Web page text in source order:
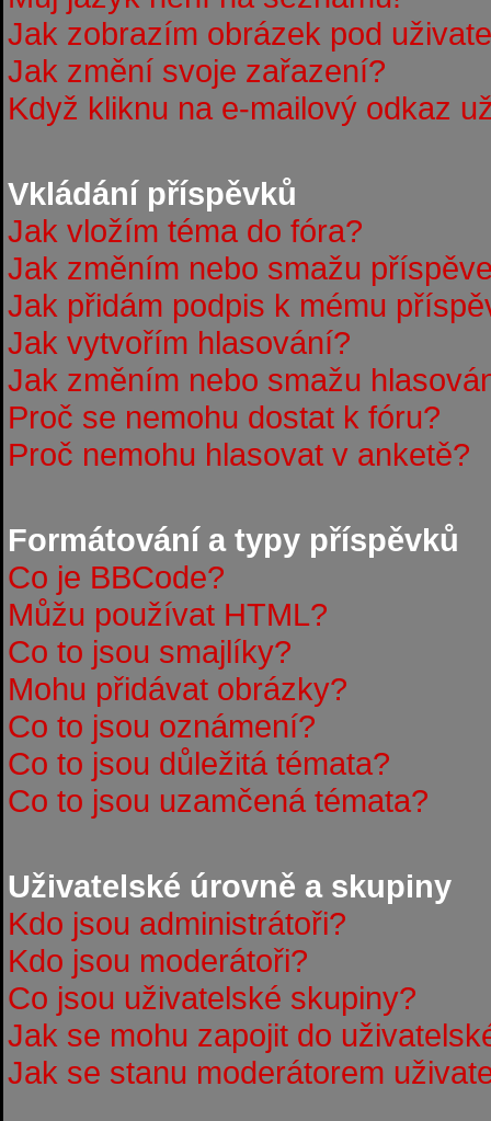
Jak zobrazím obrázek pod
Jak změní svoje zařazení?
Když kliknu na e-mailový odkaz
Vkládání příspěvků
Jak vložím téma do fóra?
Jak změním nebo smažu
Jak přidám podpis k mému
Jak vytvořím hlasování?
Jak změním nebo smažu
Proč se nemohu dostat k fóru?
Proč nemohu hlasovat v anketě?
Formátování a typy příspěvků
Co je BBCode?
Můžu používat HTML?
Co to jsou smajlíky?
Mohu přidávat obrázky?
Co to jsou oznámení?
Co to jsou důležitá témata?
Co to jsou uzamčená témata?
Uživatelské úrovně a skupiny
Kdo jsou administrátoři?
Kdo jsou moderátoři?
Co jsou uživatelské skupiny?
Jak se mohu zapojit do
Jak se stanu moderátorem